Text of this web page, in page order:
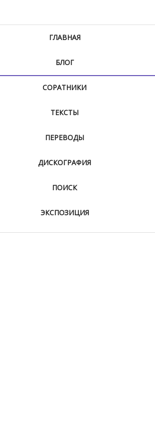
ГЛАВНАЯ
БЛОГ
СОРАТНИКИ
ТЕКСТЫ
ПЕРЕВОДЫ
ДИСКОГРАФИЯ
ПОИСК
ЭКСПОЗИЦИЯ